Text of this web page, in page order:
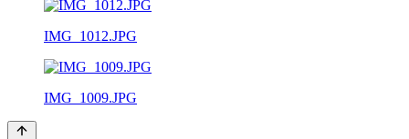
IMG_1012.JPG
IMG_1009.JPG